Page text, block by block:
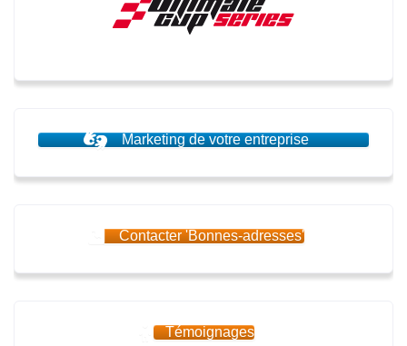
Marketing de votre entreprise
Contacter 'Bonnes-adresses'
Témoignages